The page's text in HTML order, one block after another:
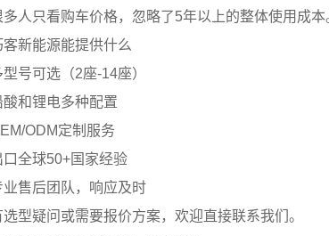
多人只看购车价格，忽略了5年以上的整体使用成
客新能源能提供什么
型号可选（2座-14座）
酸和锂电多种配置
ODM定制服务
口全球50+国家经验
业售后团队，响应及时
选型疑问或需要报价方案，欢迎直接联系我们。